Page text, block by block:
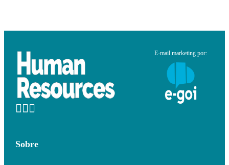
E-mail marketing por:
Sobre